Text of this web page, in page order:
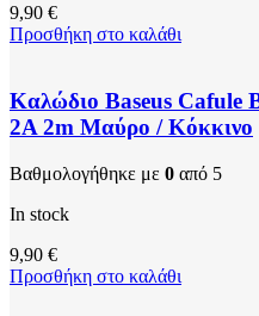
9,90 €
Προσθήκη στο καλάθι
Καλώδιο Baseus Cafule
2A 2m Μαύρο / Κόκκινο
Βαθμολογήθηκε με 0 από 5
In stock
9,90 €
Προσθήκη στο καλάθι